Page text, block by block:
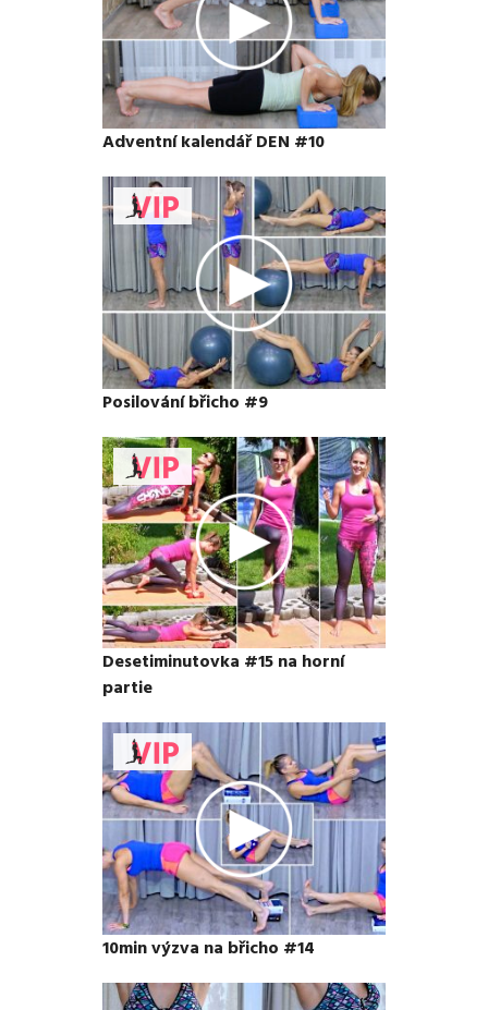
Adventní kalendář DEN #10
Posilování břicho #9
Desetiminutovka #15 na horní
partie
10min výzva na břicho #14